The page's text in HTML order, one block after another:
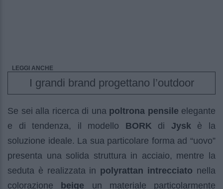
LEGGI ANCHE
I grandi brand progettano l’outdoor
Se sei alla ricerca di una poltrona pensile elegante
e di tendenza, il modello BORK di Jysk è la
soluzione ideale. La sua particolare forma ad “uovo”
presenta una solida struttura in acciaio, mentre la
seduta è realizzata in polyrattan intrecciato nella
colorazione
beige un materiale particolarmente